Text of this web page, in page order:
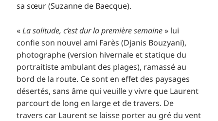
sa sœur (Suzanne de Baecque).
«La solitude, c’est dur la première semaine» lui
confie son nouvel ami Farès (Djanis Bouzyani),
photographe (version hivernale et statique du
portraitiste ambulant des plages), ramassé au
bord de la route. Ce sont en effet des paysages
désertés, sans âme qui veuille y vivre que Laurent
parcourt de long en large et de travers. De
travers car Laurent se laisse porter au gré du vent